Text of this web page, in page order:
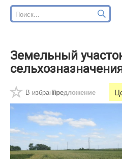
Земельный
В избранноеПредложение